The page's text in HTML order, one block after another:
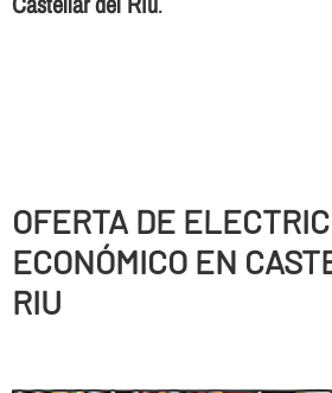
OFERTA DE
ECONÓMICO EN
RIU